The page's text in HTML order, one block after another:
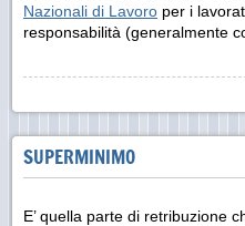
Nazionali di Lavoro per i
responsabilità (generalmente
SUPERMINIMO
E’ quella parte di retribuzione